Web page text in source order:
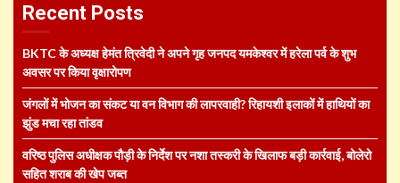
Recent Posts
BKTC के अध्यक्ष हेमंत त्रिवेदी ने अपने गृह जनपद यमकेश्वर में हरेला पर्व के शुभ
अवसर पर किया वृक्षारोपण
जंगलों में भोजन का संकट या वन विभाग की लापरवाही? रिहायशी इलाकों में हाथियों का
झुंड मचा रहा तांडव
वरिष्ठ पुलिस अधीक्षक पौड़ी के निर्देश पर नशा तस्करी के खिलाफ बड़ी कार्रवाई, बोलेरो
सहित शराब की खेप जब्त